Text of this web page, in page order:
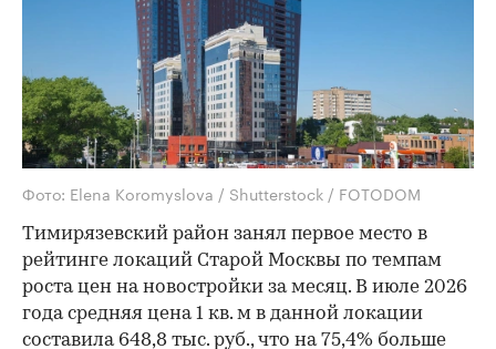
Фото: Elena Koromyslova / Shutterstock / FOTODOM
Тимирязевский район занял первое место в
рейтинге локаций Старой Москвы по темпам
роста цен на новостройки за месяц. В июле 2026
года средняя цена 1 кв. м в данной локации
составила 648,8 тыс. руб., что на 75,4% больше